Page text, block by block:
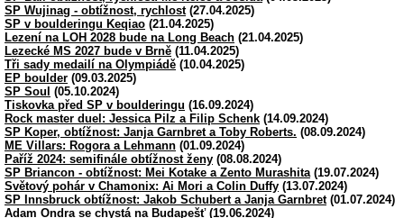
SP Wujinag - obtížnost, rychlost(27.04.2025)
SP v boulderingu Keqiao (21.04.2025)
Lezení na LOH 2028 bude na Long Beach (21.04.2025)
Lezecké MS 2027 bude v Brně (11.04.2025)
Tři sady medailí na Olympiádě (10.04.2025)
EP boulder (09.03.2025)
SP Soul (05.10.2024)
Tiskovka před SP v boulderingu (16.09.2024)
Rock master duel: Jessica Pilz a Filip Schenk (14.09.2024)
SP Koper, obtížnost: Janja Garnbret a Toby Roberts. (08.09.2024)
ME Villars: Rogora a Lehmann (01.09.2024)
Paříž 2024: semifinále obtížnost ženy (08.08.2024)
SP Briancon - obtížnost: Mei Kotake a Zento Murashita(19.07.2024)
Světový pohár v Chamonix: Ai Mori a Colin Duffy (13.07.2024)
SP Innsbruck obtížnost: Jakob Schubert a Janja Garnbret(01.07.2024)
Adam Ondra se chystá na Budapešť(19.06.2024)